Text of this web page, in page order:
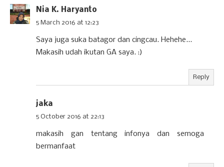
Nia K. Haryanto
5 March 2016 at 12:23
Saya juga suka batagor dan cingcau. Hehehe...
Makasih udah ikutan GA saya. :)
Reply
jaka
5 October 2016 at 22:13
makasih gan tentang infonya dan semoga
bermanfaat